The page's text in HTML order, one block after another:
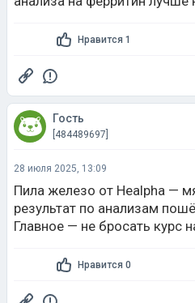
Нравится 1
Гость
[484489697]
28 июля 2025, 13:09
Пила железо от Healpha —
результат по анализам
Главное — не бросать курс
Нравится 0